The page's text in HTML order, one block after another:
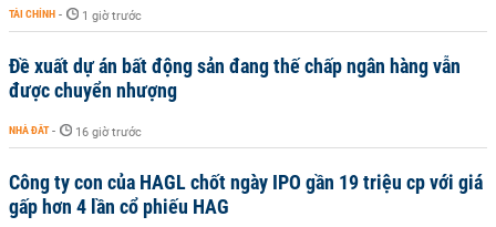
TÀI CHÍNH - 1 giờ trước
Đề xuất dự án bất động sản đang thế chấp ngân hàng vẫn
được chuyển nhượng
NHÀ ĐẤT - 16 giờ trước
Công ty con của HAGL chốt ngày IPO gần 19 triệu cp với giá
gấp hơn 4 lần cổ phiếu HAG